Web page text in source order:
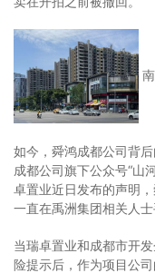
如今，舜鸿成都公司背
成都公司旗下公众号“山
卓置业近日发布的声明
一直在禹洲集团相关人士
当瑞卓置业和成都市开
险提示后，作为项目公